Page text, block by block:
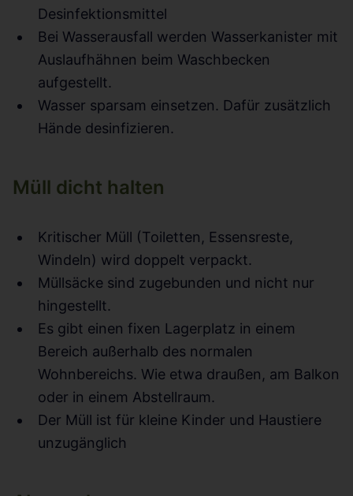
Desinfektionsmittel
Bei Wasserausfall werden Wasserkanister mit
Auslaufhähnen beim Waschbecken
aufgestellt.
Wasser sparsam einsetzen. Dafür zusätzlich
Hände desinfizieren.
Müll dicht halten
Kritischer Müll (Toiletten, Essensreste,
Windeln) wird doppelt verpackt.
Müllsäcke sind zugebunden und nicht nur
hingestellt.
Es gibt einen fixen Lagerplatz in einem
Bereich außerhalb des normalen
Wohnbereichs. Wie etwa draußen, am Balkon
oder in einem Abstellraum.
Der Müll ist für kleine Kinder und Haustiere
unzugänglich